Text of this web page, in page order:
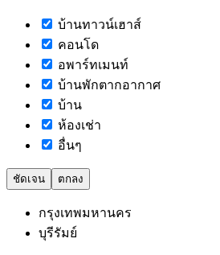
บ้านทาวน์เฮาส์
คอนโด
อพาร์ทเมนท์
บ้านพักตากอากาศ
บ้าน
ห้องเช่า
อื่นๆ
ชัดเจน ตกลง
กรุงเทพมหานคร
บุรีรัมย์